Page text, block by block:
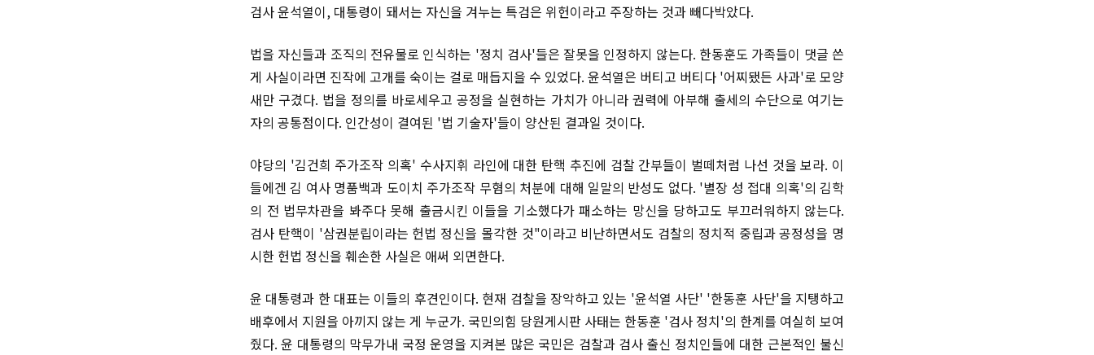
검사 윤석열이, 대통령이 돼서는 자신을 겨누는 특검은 위헌이라고 주장하는 것과 빼다박았다.
법을 자신들과 조직의 전유물로 인식하는 '정치 검사'들은 잘못을 인정하지 않는다. 한동훈도 가족들이 댓글 쓴
게 사실이라면 진작에 고개를 숙이는 걸로 매듭지을 수 있었다. 윤석열은 버티고 버티다 '어찌됐든 사과'로 모양
새만 구겼다. 법을 정의를 바로세우고 공정을 실현하는 가치가 아니라 권력에 아부해 출세의 수단으로 여기는
자의 공통점이다. 인간성이 결여된 '법 기술자'들이 양산된 결과일 것이다.
야당의 '김건희 주가조작 의혹' 수사지휘 라인에 대한 탄핵 추진에 검찰 간부들이 벌떼처럼 나선 것을 보라. 이
들에겐 김 여사 명품백과 도이치 주가조작 무혐의 처분에 대해 일말의 반성도 없다. '별장 성 접대 의혹'의 김학
의 전 법무차관을 봐주다 못해 출금시킨 이들을 기소했다가 패소하는 망신을 당하고도 부끄러워하지 않는다.
검사 탄핵이 '삼권분립이라는 헌법 정신을 몰각한 것"이라고 비난하면서도 검찰의 정치적 중립과 공정성을 명
시한 헌법 정신을 훼손한 사실은 애써 외면한다.
윤 대통령과 한 대표는 이들의 후견인이다. 현재 검찰을 장악하고 있는 '윤석열 사단' '한동훈 사단'을 지탱하고
배후에서 지원을 아끼지 않는 게 누군가. 국민의힘 당원게시판 사태는 한동훈 '검사 정치'의 한계를 여실히 보여
줬다. 윤 대통령의 막무가내 국정 운영을 지켜본 많은 국민은 검찰과 검사 출신 정치인들에 대한 근본적인 불신